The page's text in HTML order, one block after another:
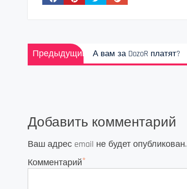
Навигация
по
Предыдущий
Предыдущая
запись:
А вам за DozoR платят?
Добавить комментарий
Ваш адрес email не будет опубликован.
Комментарий*